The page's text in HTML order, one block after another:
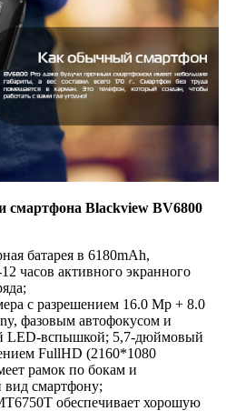
смартфона Blackview BV6800
батарея в 6180mAh,
часов активного экранного
с разрешением 16.0 Mp + 8.0
фазовым автофокусом и
LED-вспышкой; 5,7-дюймовый
FullHD (2160*1080
рамок по бокам и
вид смартфону;
обеспечивает хорошую